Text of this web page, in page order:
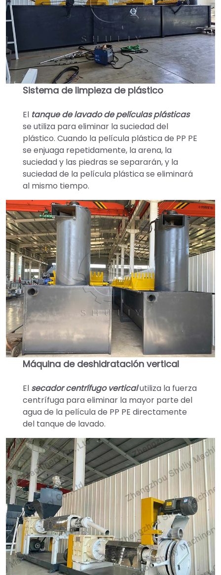
Sistema de limpieza de plástico
El tanque de lavado de películas plásticas
se utiliza para eliminar la suciedad del
plástico. Cuando la película plástica de PP PE
se enjuaga repetidamente, la arena, la
suciedad y las piedras se separarán, y la
suciedad de la película plástica se eliminará
al mismo tiempo.
Máquina de deshidratación vertical
El secador centrífugo verticalutiliza la fuerza
centrífuga para eliminar la mayor parte del
agua de la película de PP PE directamente
del tanque de lavado.